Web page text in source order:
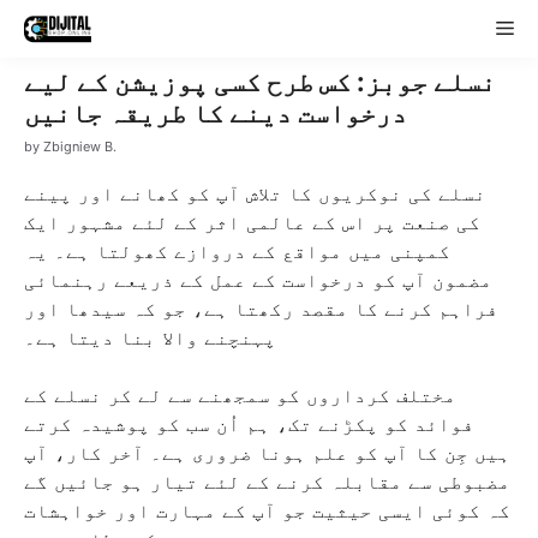
Skip
content
نسلے جوبز: کس طرح کسی پوزیشن کے لیے
درخواست دینے کا طریقہ جانیں
by Zbigniew B.
نسلے کی نوکریوں کا تلاش آپ کو کھانے اور پینے
کی صنعت پر اس کے عالمی اثر کے لئے مشہور ایک
کمپنی میں مواقع کے دروازے کھولتا ہے۔ یہ
مضمون آپ کو درخواست کے عمل کے ذریعے رہنمائی
فراہم کرنے کا مقصد رکھتا ہے، جو کہ سیدھا اور
پہنچنے والا بنا دیتا ہے۔
مختلف کرداروں کو سمجھنے سے لے کر نسلے کے
فوائد کو پکڑنے تک، ہم اُن سب کو پوشیدہ کرتے
ہیں جِن کا آپ کو علم ہونا ضروری ہے۔ آخر کار، آپ
مضبوطی سے مقابلہ کرنے کے لئے تیار ہو جائیں گے
کہ کوئی ایسی حیثیت جو آپ کے مہارت اور خواہشات